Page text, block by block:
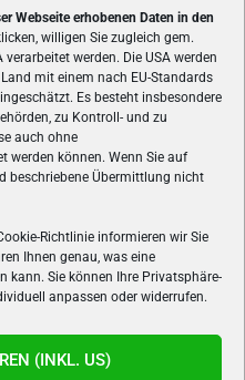
Webseite erhobenen Daten in den
willigen Sie zugleich gem.
verarbeitet werden. Die USA werden
mit einem nach EU-Standards
Es besteht insbesondere
zu Kontroll- und zu
auch ohne
werden können. Wenn Sie auf
beschriebene Übermittlung nicht
Richtlinie informieren wir Sie
Ihnen genau, was eine
kann. Sie können Ihre Privatsphäre-
anpassen oder widerrufen.
(INKL. US)
UNS
ist das älteste Online-
täglich aktuelle News,
Konsolenspielen, Gaming-
Welt des e-Sport's.
UNS